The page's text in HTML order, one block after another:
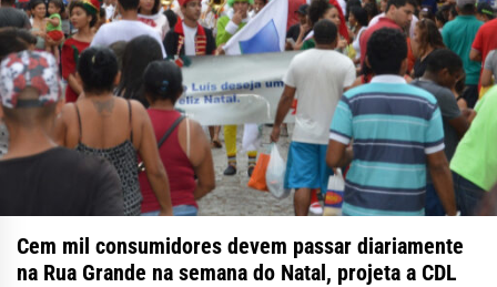
Cem mil consumidores devem passar diariamente
na Rua Grande na semana do Natal, projeta a CDL